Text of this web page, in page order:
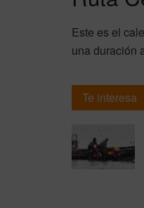
Este es el
una duración
Te interesa